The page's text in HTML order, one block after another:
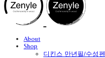
About
Shop
디킨스 만년필/수성펜